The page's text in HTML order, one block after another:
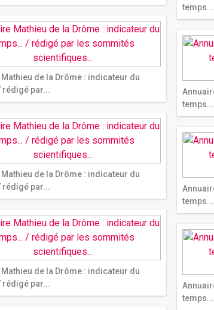
de la Drôme : indicateur du
rédigé par...
de la Drôme : indicateur du
rédigé par...
de la Drôme : indicateur du
rédigé par...